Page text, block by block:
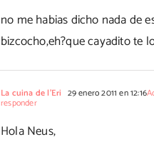
no me habias dicho nada de
bizcocho,eh?que cayadito te
La cuina de l'Eri 29 enero 2011 en 12:16
responder
Hola Neus,